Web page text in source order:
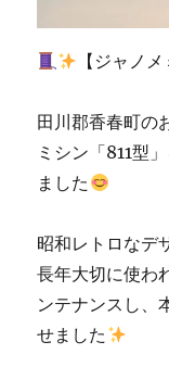
【ジャノ
田川郡香春町の
ミシン「811型
ました
昭和レトロなデ
長年大切に使わ
ンテナンスし、
せました